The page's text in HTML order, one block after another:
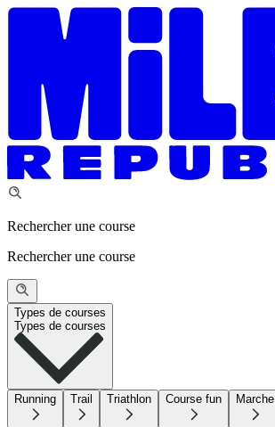
Rechercher une course
Rechercher une course
Types de courses
Types de courses
Running Trail Triathlon Course fun Marche